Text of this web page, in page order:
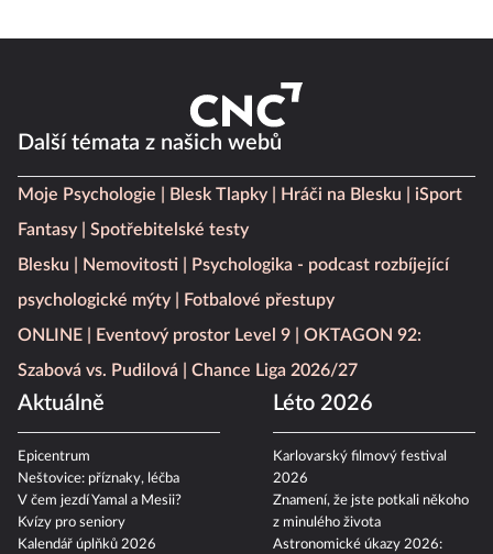
Další témata z našich webů
Moje Psychologie Blesk Tlapky Hráči na Blesku
iSport
Fantasy
Spotřebitelské testy
Blesku
Nemovitosti
Psychologika - podcast rozbíjející
psychologické mýty
Fotbalové přestupy
ONLINE
Eventový prostor Level 9
OKTAGON 92:
Szabová vs. Pudilová
Chance Liga 2026/27
Aktuálně
Epicentrum
Neštovice: příznaky, léčba
V čem jezdí Yamal a Mesii?
Kvízy pro seniory
Kalendář úplňků 2026
Léto 2026
Karlovarský filmový festival
2026
Znamení, že jste potkali někoho
z minulého života
Astronomické úkazy 2026: